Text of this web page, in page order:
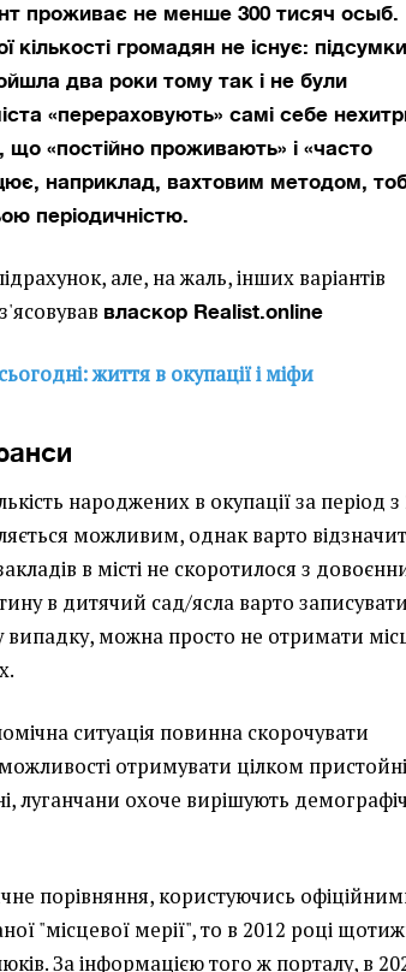
проживає не менше 300 тисяч осыб.
кількості громадян не існує: підсумки
два роки тому так і не були
«перераховують» самі себе
що «постійно проживають» і «часто
наприклад, вахтовим методом,
періодичністю.
але, на жаль, інших варіантів
власкор Realist.online
життя в окупації і міфи
народжених в окупації за період з
можливим, однак варто
в місті не скоротилося з
в дитячий сад/ясла варто
випадку, можна просто не отримати
ситуація повинна скорочувати
отримувати цілком пристойні
луганчани охоче вирішують
порівняння, користуючись
"місцевої мерії", то в 2012 році
За інформацією того ж порталу, в